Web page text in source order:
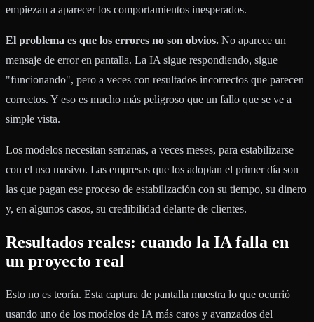
empiezan a aparecer los comportamientos inesperados.
El problema es que los errores no son obvios. No aparece un
mensaje de error en pantalla. La IA sigue respondiendo, sigue
"funcionando", pero a veces con resultados incorrectos que parecen
correctos. Y eso es mucho más peligroso que un fallo que se ve a
simple vista.
Los modelos necesitan semanas, a veces meses, para estabilizarse
con el uso masivo. Las empresas que los adoptan el primer día son
las que pagan ese proceso de estabilización con su tiempo, su dinero
y, en algunos casos, su credibilidad delante de clientes.
Resultados reales: cuando la IA falla en
un proyecto real
Esto no es teoría. Esta captura de pantalla muestra lo que ocurrió
usando uno de los modelos de IA más caros y avanzados del